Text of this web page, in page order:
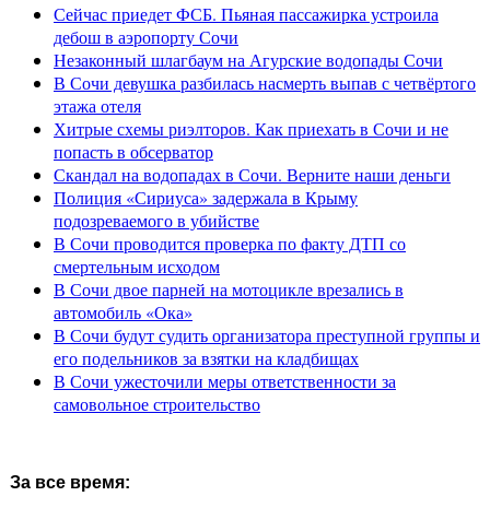
Сейчас приедет ФСБ. Пьяная пассажирка устроила
дебош в аэропорту Сочи
Незаконный шлагбаум на Агурские водопады Сочи
В Сочи девушка разбилась насмерть выпав с четвёртого
этажа отеля
Хитрые схемы риэлторов. Как приехать в Сочи и не
попасть в обсерватор
Скандал на водопадах в Сочи. Верните наши деньги
Полиция «Сириуса» задержала в Крыму
подозреваемого в убийстве
В Сочи проводится проверка по факту ДТП со
смертельным исходом
В Сочи двое парней на мотоцикле врезались в
автомобиль «Ока»
В Сочи будут судить организатора преступной группы и
его подельников за взятки на кладбищах
В Сочи ужесточили меры ответственности за
самовольное строительство
За все время: